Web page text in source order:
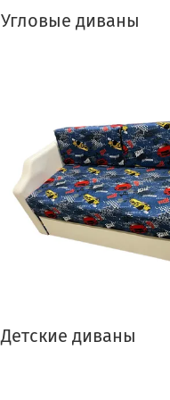
Угловые диваны
Детские диваны